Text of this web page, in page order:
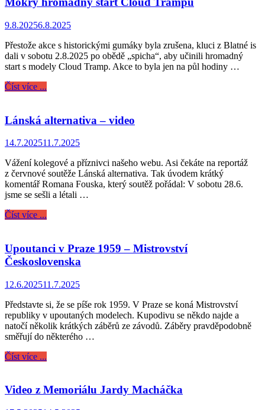
9.8.20256.8.2025
Přestože akce s historickými gumáky byla zrušena, kluci z Blatné is
dali v sobotu 2.8.2025 po obědě „spicha“, aby učinili hromadný
start s modely Cloud Tramp. Akce to byla jen na půl hodiny …
Číst více ...
Lánská alternativa – video
14.7.202511.7.2025
Vážení kolegové a příznivci našeho webu. Asi čekáte na reportáž
z červnové soutěže Lánská alternativa. Tak úvodem krátký
komentář Romana Fouska, který soutěž pořádal: V sobotu 28.6.
jsme se sešli a létali …
Číst více ...
Upoutanci v Praze 1959 – Mistrovství
Československa
12.6.202511.7.2025
Představte si, že se píše rok 1959. V Praze se koná Mistrovství
republiky v upoutaných modelech. Kupodivu se někdo najde a
natočí několik krátkých záběrů ze závodů. Záběry pravděpodobně
směřují do některého …
Číst více ...
Video z Memoriálu Jardy Macháčka